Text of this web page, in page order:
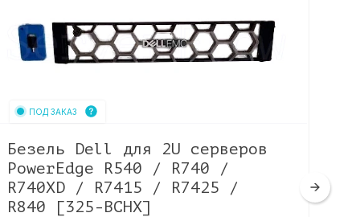
ПОД ЗАКАЗ
Безель Dell для 2U серверов
PowerEdge R540 / R740 /
R740XD / R7415 / R7425 /
R840 [325-BCHX]